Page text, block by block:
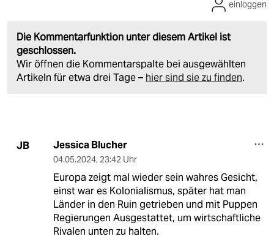
Die Kommentarfunktion unter diesem Artikel ist
geschlossen.
Wir öffnen die Kommentarspalte bei ausgewählten
Artikeln für etwa drei Tage – hier sind sie zu finden.
einloggen
JB Jessica Blucher
04.05.2024, 23:42 Uhr
Europa zeigt mal wieder sein wahres Gesicht,
einst war es Kolonialismus, später hat man
Länder in den Ruin getrieben und mit Puppen
Regierungen Ausgestattet, um wirtschaftliche
Rivalen unten zu halten.